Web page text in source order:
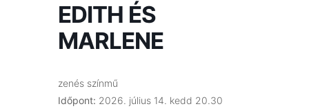
EDITH ÉS
MARLENE
zenés színmű
Időpont: 2026. július 14. kedd 20.30